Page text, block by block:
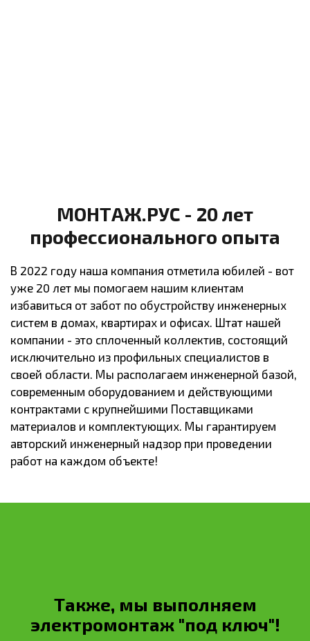
МОНТАЖ.РУС - 20 лет
профессионального опыта
В 2022 году наша компания отметила юбилей - вот
уже 20 лет мы помогаем нашим клиентам
избавиться от забот по обустройству инженерных
систем в домах, квартирах и офисах. Штат нашей
компании - это сплоченный коллектив, состоящий
исключительно из профильных специалистов в
своей области. Мы располагаем инженерной базой,
современным оборудованием и действующими
контрактами с крупнейшими Поставщиками
материалов и комплектующих. Мы гарантируем
авторский инженерный надзор при проведении
работ на каждом объекте!
Также, мы выполняем
электромонтаж "под ключ"!